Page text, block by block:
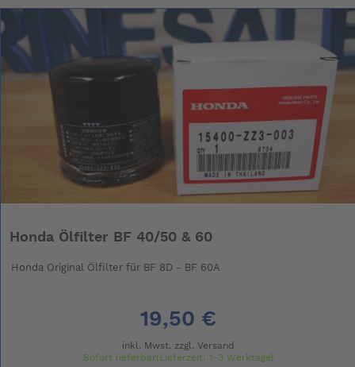
Honda Ölfilter BF 40/50 & 60
Honda Original Ölfilter für BF 8D - BF 60A
19,50 €
inkl. Mwst. zzgl. Versand
Sofort lieferbar(Lieferzeit: 1-3 Werktage)